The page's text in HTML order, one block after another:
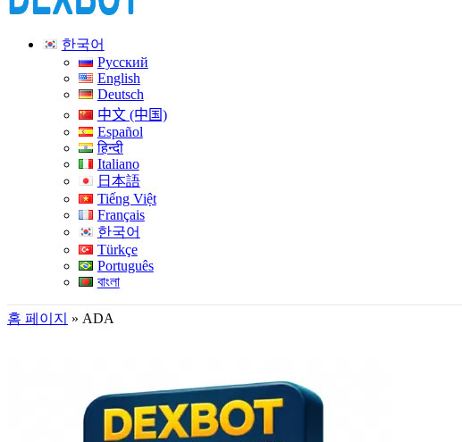
한국어
Русский
English
Deutsch
中文 (中国)
Español
हिन्दी
Italiano
日本語
Tiếng Việt
Français
한국어
Türkçe
Português
বাংলা
홈 페이지 » ADA